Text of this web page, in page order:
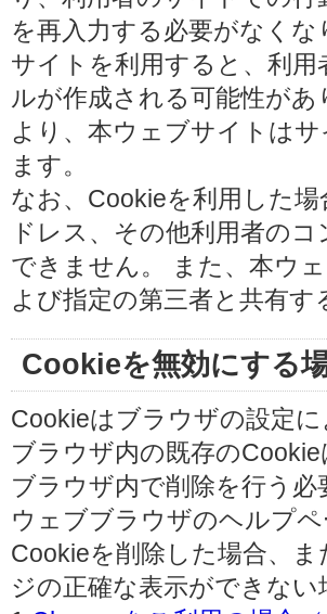
を再入力する必要がなくな
サイトを利用すると、利
ルが作成される可能性が
より、本ウェブサイトは
ます。
なお、Cookieを利用した
ドレス、その他利用者の
できません。 また、本ウ
よび指定の第三者と共有
Cookieを無効にする
Cookieはブラウザの設定
ブラウザ内の既存の
ブラウザ内で削除を行う
ウェブブラウザのヘルプ
Cookieを削除した場合、
ジの正確な表示ができな